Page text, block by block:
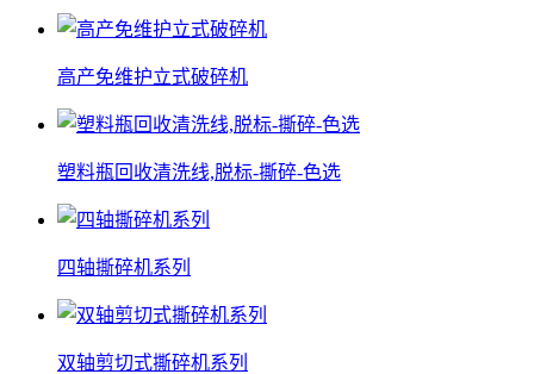
高产免维护立式破碎机
塑料瓶回收清洗线,脱标-撕碎-色选
四轴撕碎机系列
双轴剪切式撕碎机系列